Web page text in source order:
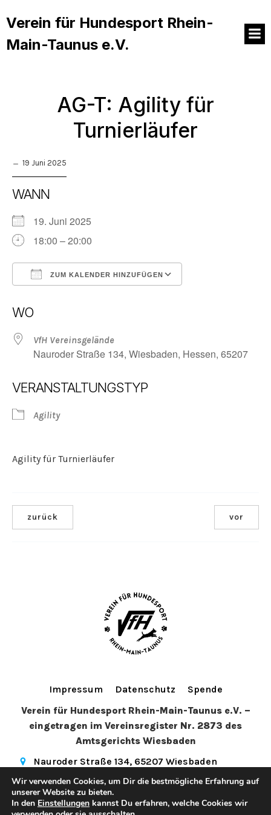
Verein für Hundesport Rhein-
Main-Taunus e.V.
AG-T: Agility für
Turnierläufer
19 Juni 2025
WANN
19. Juni 2025
18:00 – 20:00
ZUM KALENDER HINZUFÜGEN
WO
VfH Vereinsgelände
Nauroder Straße 134, Wiesbaden, Hessen, 65207
VERANSTALTUNGSTYP
Agility
Agility für Turnierläufer
zurück vor
Impressum Datenschutz
Spende
Verein für Hundesport Rhein-Main-Taunus e.V. –
eingetragen im Vereinsregister Nr. 2873 des
Amtsgerichts Wiesbaden
Nauroder Straße 134, 65207 Wiesbaden
(+49) 179 5081972
info@vfhwi.de
hundesport_wiesbaden
© 2026 Verein für Hundesport Rhein-Main-Taunus e.V.. Created
Wir verwenden Cookies, um Dir die bestmögliche Erfahrung auf
unserer Website zu bieten.
In den Einstellungen kannst Du erfahren, welche Cookies wir